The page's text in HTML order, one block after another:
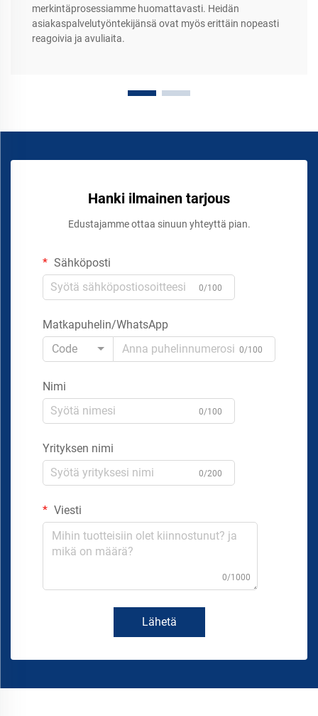
merkintäprosessiamme huomattavasti. Heidän
asiakaspalvelutyöntekijänsä ovat myös erittäin nopeasti
reagoivia ja avuliaita.
Hanki ilmainen tarjous
Edustajamme ottaa sinuun yhteyttä pian.
Sähköposti
0/100
Matkapuhelin/WhatsApp
Code
0/100
Nimi
0/100
Yrityksen nimi
0/200
Viesti
0/1000
Lähetä